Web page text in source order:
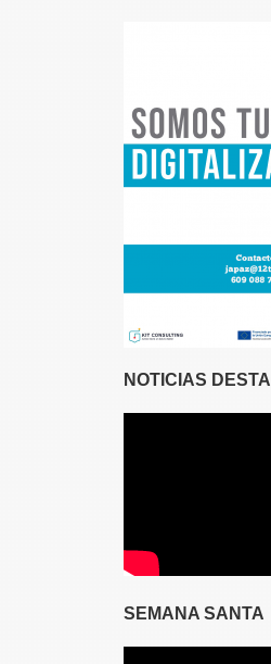
NOTICIAS
SEMANA SANTA